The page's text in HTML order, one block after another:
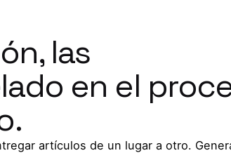
las
en el
artículos de un lugar a otro.